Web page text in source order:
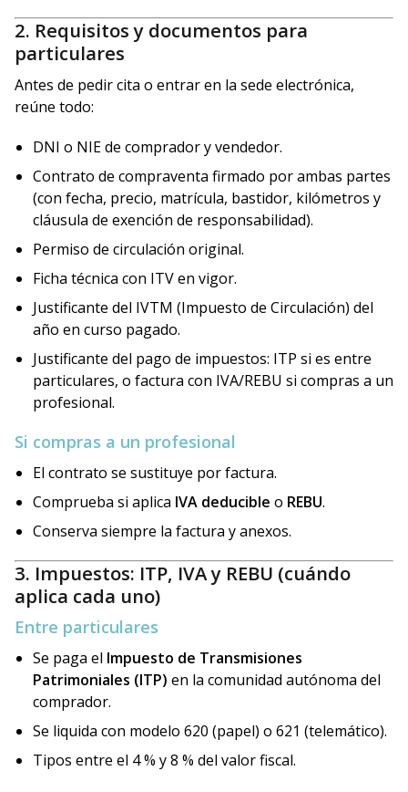
2. Requisitos y documentos para
particulares
Antes de pedir cita o entrar en la sede electrónica,
reúne todo:
DNI o NIE de comprador y vendedor.
Contrato de compraventa firmado por ambas partes
(con fecha, precio, matrícula, bastidor, kilómetros y
cláusula de exención de responsabilidad).
Permiso de circulación original.
Ficha técnica con ITV en vigor.
Justificante del IVTM (Impuesto de Circulación) del
año en curso pagado.
Justificante del pago de impuestos: ITP si es entre
particulares, o factura con IVA/REBU si compras a un
profesional.
Si compras a un profesional
El contrato se sustituye por factura.
Comprueba si aplica IVA deducible o REBU.
Conserva siempre la factura y anexos.
3. Impuestos: ITP, IVA y REBU (cuándo
aplica cada uno)
Entre particulares
Se paga el Impuesto de Transmisiones
Patrimoniales (ITP) en la comunidad autónoma del
comprador.
Se liquida con modelo 620 (papel) o 621 (telemático).
Tipos entre el 4 % y 8 % del valor fiscal.